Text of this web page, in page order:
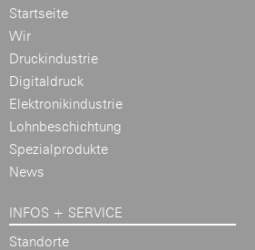
Startseite
Wir
Druckindustrie
Digitaldruck
Elektronikindustrie
Lohnbeschichtung
Spezialprodukte
News
INFOS + SERVICE
Standorte